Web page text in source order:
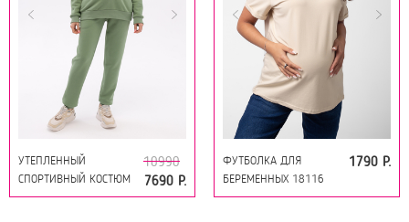
УТЕПЛЕННЫЙ
СПОРТИВНЫЙ КОСТЮМ
ДЛЯ БЕРЕМЕННЫХ И
10990
7690 Р.
ФУТБОЛКА ДЛЯ
БЕРЕМЕННЫХ 18116
СВЕТЛО-БЕЖЕВЫЙ
1790 Р.